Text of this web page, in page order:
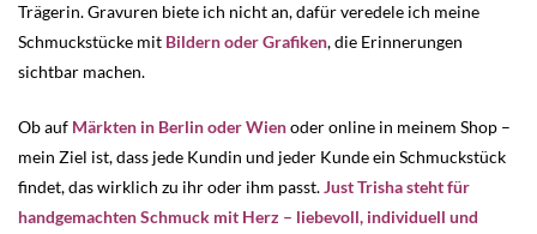
Trägerin. Gravuren biete ich nicht an, dafür veredele ich meine
Schmuckstücke mit Bildern oder Grafiken, die Erinnerungen
sichtbar machen.
Ob auf Märkten in Berlin oder Wienoder online in meinem Shop –
mein Ziel ist, dass jede Kundin und jeder Kunde ein Schmuckstück
findet, das wirklich zu ihr oder ihm passt.Just Trisha steht für
handgemachten Schmuck mit Herz – liebevoll, individuell und